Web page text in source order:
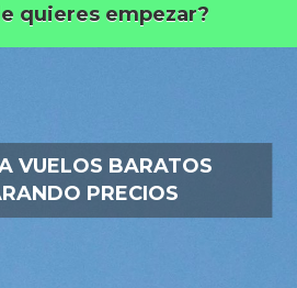
quieres empezar?
VUELOS BARATOS
PRECIOS